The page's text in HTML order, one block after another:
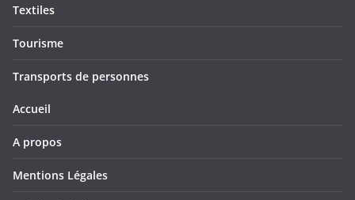
Textiles
Tourisme
Transports de personnes
Accueil
A propos
Mentions Légales